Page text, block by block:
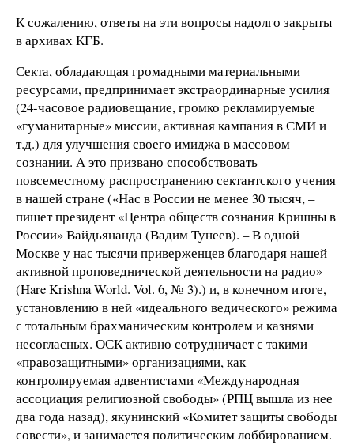
К сожалению, ответы на эти вопросы надолго закрыты
в архивах КГБ.
Секта, обладающая громадными материальными
ресурсами, предпринимает экстраординарные усилия
(24-часовое радиовещание, громко рекламируемые
«гуманитарные» миссии, активная кампания в СМИ и
т.д.) для улучшения своего имиджа в массовом
сознании. А это призвано способствовать
повсеместному распространению сектантского учения
в нашей стране («Нас в России не менее 30 тысяч, –
пишет президент «Центра обществ сознания Кришны в
России» Вайдьянанда (Вадим Тунеев). – В одной
Москве у нас тысячи приверженцев благодаря нашей
активной проповеднической деятельности на радио»
(Hare Krishna World. Vol. 6, № 3).) и, в конечном итоге,
установлению в ней «идеального ведического» режима
с тотальным брахманическим контролем и казнями
несогласных. ОСК активно сотрудничает с такими
«правозащитными» организациями, как
контролируемая адвентистами «Международная
ассоциация религиозной свободы» (РПЦ вышла из нее
два года назад), якунинский «Комитет защиты свободы
совести», и занимается политическим лоббированием.